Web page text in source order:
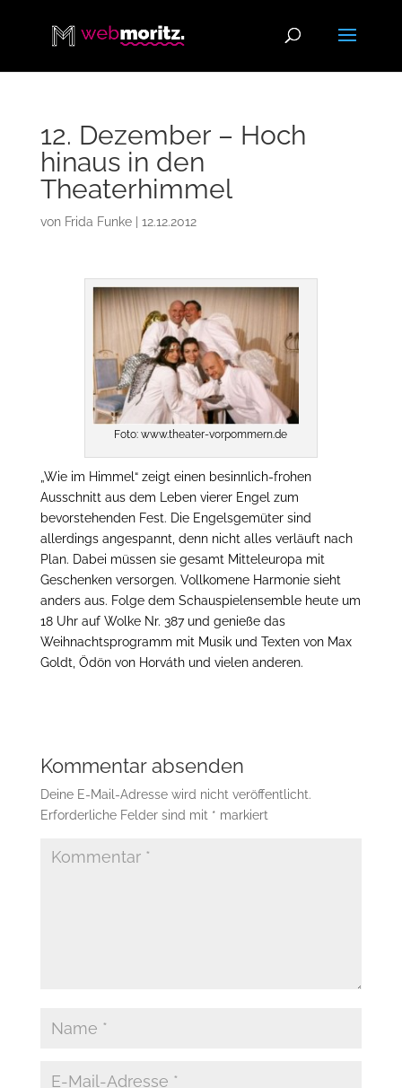
12. Dezember – Hoch
hinaus in den
Theaterhimmel
von Frida Funke| 12.12.2012
Foto: www.theater-vorpommern.de
„Wie im Himmel“ zeigt einen besinnlich-frohen
Ausschnitt aus dem Leben vierer Engel zum
bevorstehenden Fest. Die Engelsgemüter sind
allerdings angespannt, denn nicht alles verläuft nach
Plan. Dabei müssen sie gesamt Mitteleuropa mit
Geschenken versorgen. Vollkomene Harmonie sieht
anders aus. Folge dem Schauspielensemble heute um
18 Uhr auf Wolke Nr. 387 und genieße das
Weihnachtsprogramm mit Musik und Texten von Max
Goldt, Ödön von Horváth und vielen anderen.
Kommentar absenden
Deine E-Mail-Adresse wird nicht veröffentlicht.
Erforderliche Felder sind mit * markiert